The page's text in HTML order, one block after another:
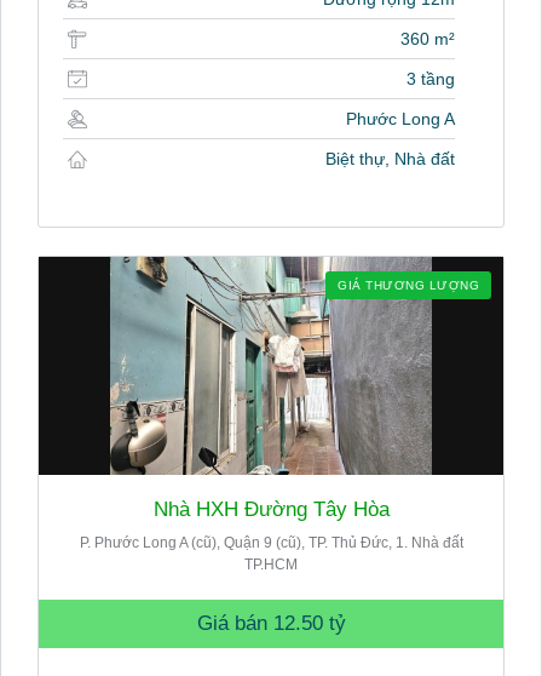
360 m²
3 tầng
Phước Long A
Biệt thự, Nhà đất
GIÁ THƯƠNG LƯỢNG
Nhà HXH Đường Tây Hòa
P. Phước Long A (cũ), Quận 9 (cũ), TP. Thủ Đức, 1. Nhà đất
TP.HCM
Giá bán 12.50 tỷ